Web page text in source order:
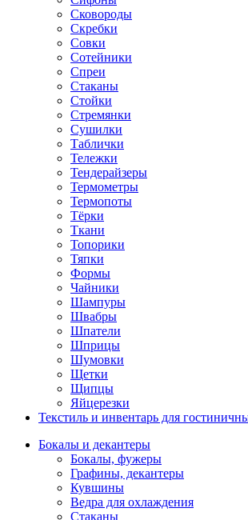
Сковороды
Скребки
Совки
Сотейники
Спреи
Стаканы
Стойки
Стремянки
Сушилки
Таблички
Тележки
Тендерайзеры
Термометры
Термопоты
Тёрки
Ткани
Топорики
Тяпки
Формы
Чайники
Шампуры
Швабры
Шпатели
Шприцы
Шумовки
Щетки
Щипцы
Яйцерезки
Текстиль и инвентарь для
Бокалы и декантеры
Бокалы, фужеры
Графины, декантеры
Кувшины
Ведра для охлаждения
Стаканы